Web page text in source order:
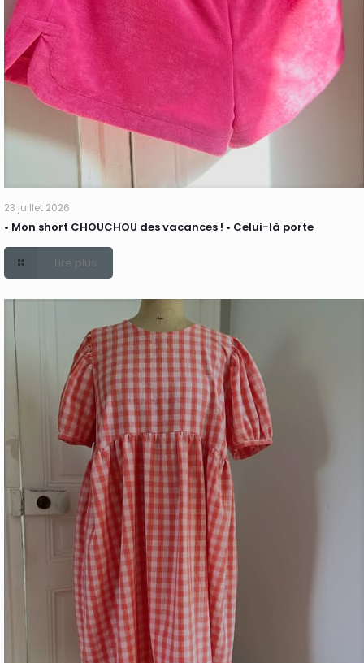
23 juillet 2026
• Mon short CHOUCHOU des vacances ! • Celui-là porte
Lire plus